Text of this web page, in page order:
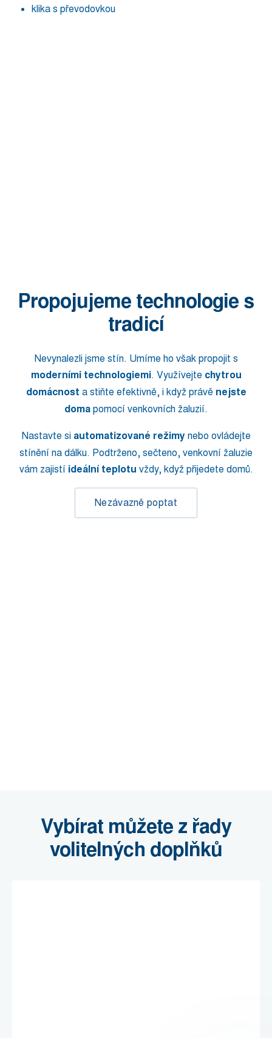
klika s převodovkou
Propojujeme technologie s
tradicí
Nevynalezli jsme stín. Umíme ho však propojit s
moderními technologiemi. Využívejte chytrou
domácnost a stiňte efektivně, i když právě nejste
domapomocí venkovních žaluzií.
Nastavte si automatizované režimynebo ovládejte
stínění na dálku. Podtrženo, sečteno, venkovní žaluzie
vám zajistí ideální teplotu vždy, když přijedete domů.
Nezávazně poptat
Vybírat můžete z řady
volitelných doplňků